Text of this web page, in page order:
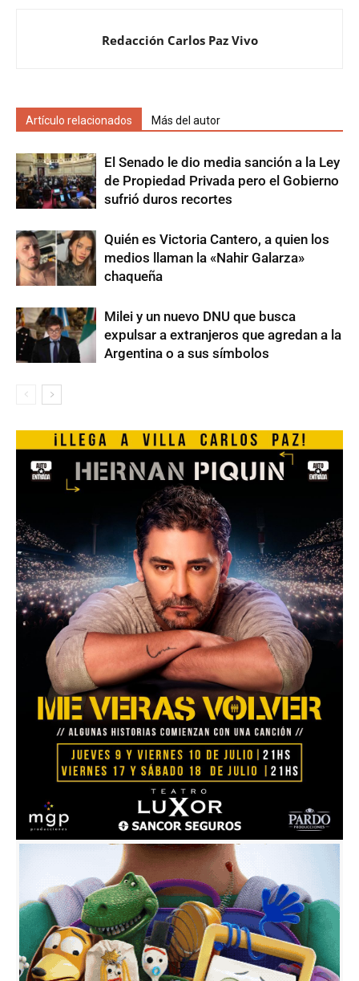
Redacción Carlos Paz Vivo
Artículo relacionados Más del autor
El Senado le dio media sanción a la Ley
de Propiedad Privada pero el Gobierno
sufrió duros recortes
Quién es Victoria Cantero, a quien los
medios llaman la «Nahir Galarza»
chaqueña
Milei y un nuevo DNU que busca
expulsar a extranjeros que agredan a la
Argentina o a sus símbolos